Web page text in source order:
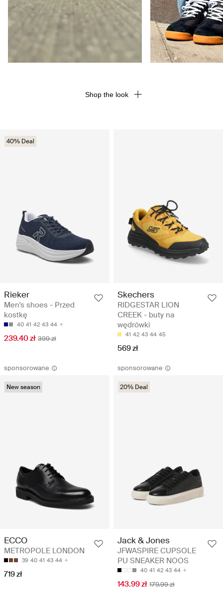
40% Deal
Rieker
Men's shoes - Przed
kostkę
40 41 42 43 44
239.40 zł 399 zł
Skechers
RIDGESTAR LION
CREEK - buty na
wędrówki
41 42 43 44 45
569 zł
sponsorowane
New season
ECCO
METROPOLE LONDON
39 40 41 43 44
719 zł
sponsorowane
20% Deal
Jack & Jones
JFWASPIRE CUPSOLE
PU SNEAKER NOOS
40 41 42 43 44
143.99 zł 179.99 zł
Shop the look